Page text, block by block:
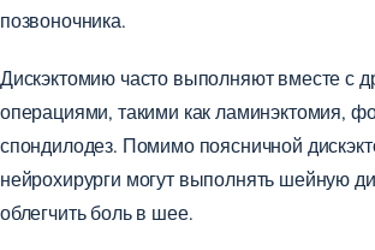
позвоночника.
Дискэктомию часто выполняют вместе с
операциями, такими как ламинэктомия,
спондилодез. Помимо поясничной
нейрохирурги могут выполнять шейную
облегчить боль в шее.